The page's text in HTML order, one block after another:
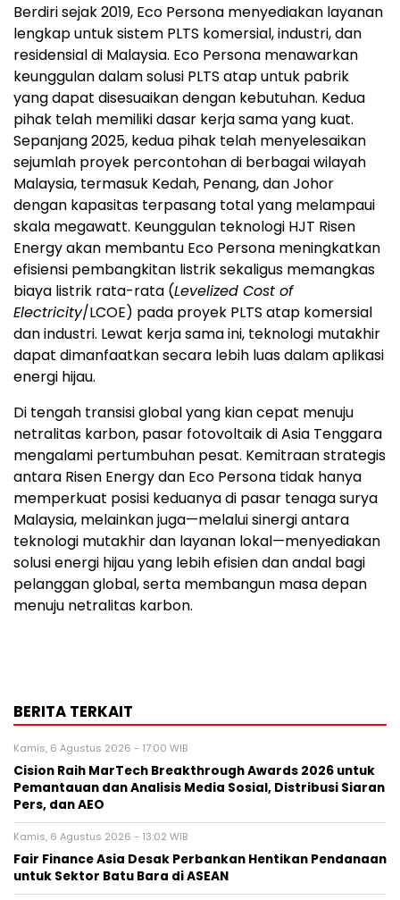
Berdiri sejak 2019, Eco Persona menyediakan layanan
lengkap untuk sistem PLTS komersial, industri, dan
residensial di Malaysia. Eco Persona menawarkan
keunggulan dalam solusi PLTS atap untuk pabrik
yang dapat disesuaikan dengan kebutuhan. Kedua
pihak telah memiliki dasar kerja sama yang kuat.
Sepanjang 2025, kedua pihak telah menyelesaikan
sejumlah proyek percontohan di berbagai wilayah
Malaysia, termasuk Kedah, Penang, dan Johor
dengan kapasitas terpasang total yang melampaui
skala megawatt. Keunggulan teknologi HJT Risen
Energy akan membantu Eco Persona meningkatkan
efisiensi pembangkitan listrik sekaligus memangkas
biaya listrik rata-rata (Levelized Cost of
Electricity/LCOE) pada proyek PLTS atap komersial
dan industri. Lewat kerja sama ini, teknologi mutakhir
dapat dimanfaatkan secara lebih luas dalam aplikasi
energi hijau.
Di tengah transisi global yang kian cepat menuju
netralitas karbon, pasar fotovoltaik di Asia Tenggara
mengalami pertumbuhan pesat. Kemitraan strategis
antara Risen Energy dan Eco Persona tidak hanya
memperkuat posisi keduanya di pasar tenaga surya
Malaysia, melainkan juga—melalui sinergi antara
teknologi mutakhir dan layanan lokal—menyediakan
solusi energi hijau yang lebih efisien dan andal bagi
pelanggan global, serta membangun masa depan
menuju netralitas karbon.
BERITA TERKAIT
Kamis, 6 Agustus 2026 - 17:00 WIB
Cision Raih MarTech Breakthrough Awards 2026 untuk
Pemantauan dan Analisis Media Sosial, Distribusi Siaran
Pers, dan AEO
Kamis, 6 Agustus 2026 - 13:02 WIB
Fair Finance Asia Desak Perbankan Hentikan Pendanaan
untuk Sektor Batu Bara di ASEAN